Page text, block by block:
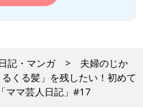
日記・マンガ
夫婦のじか
くる髪」を残したい！初めて
ママ芸人日記」#17